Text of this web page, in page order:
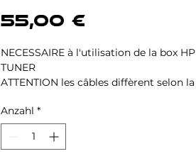
55,00 €Preis
NECESSAIRE à l'utilisation de la box HP
TUNER
ATTENTION les câbles diffèrent selon la
Anzahl *